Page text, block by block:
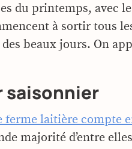
du printemps, avec
à sortir tous
beaux jours. On
saisonnier
ferme laitière compte
majorité d’entre elles